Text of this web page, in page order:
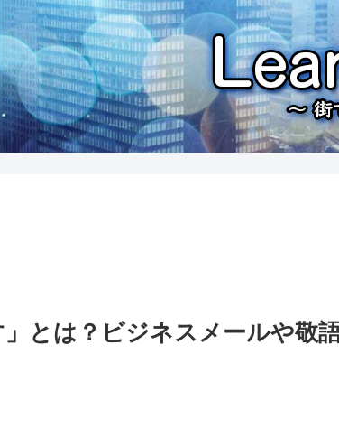
」とは？ビジネスメールや敬